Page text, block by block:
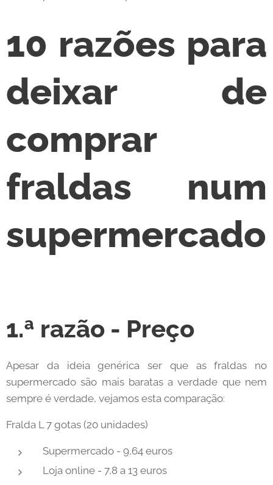
10 razões para
deixar de
comprar
fraldas num
supermercado
1.ª razão - Preço
Apesar da ideia genérica ser que as fraldas no
supermercado são mais baratas a verdade que nem
sempre é verdade, vejamos esta comparação:
Fralda L 7 gotas (20 unidades)
Supermercado - 9,64 euros
Loja online - 7,8 a 13 euros